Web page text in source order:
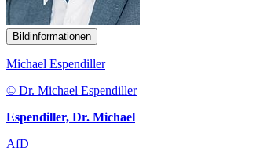
Bildinformationen
Michael Espendiller
© Dr. Michael Espendiller
Espendiller, Dr. Michael
AfD